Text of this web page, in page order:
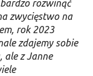
rozwinąć
zwycięstwo na
rok 2023
zdajemy sobie
ale z Janne